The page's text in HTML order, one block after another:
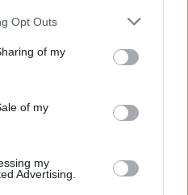
Opt Outs
of my
of my
my
Advertising.
décembre 2025 0